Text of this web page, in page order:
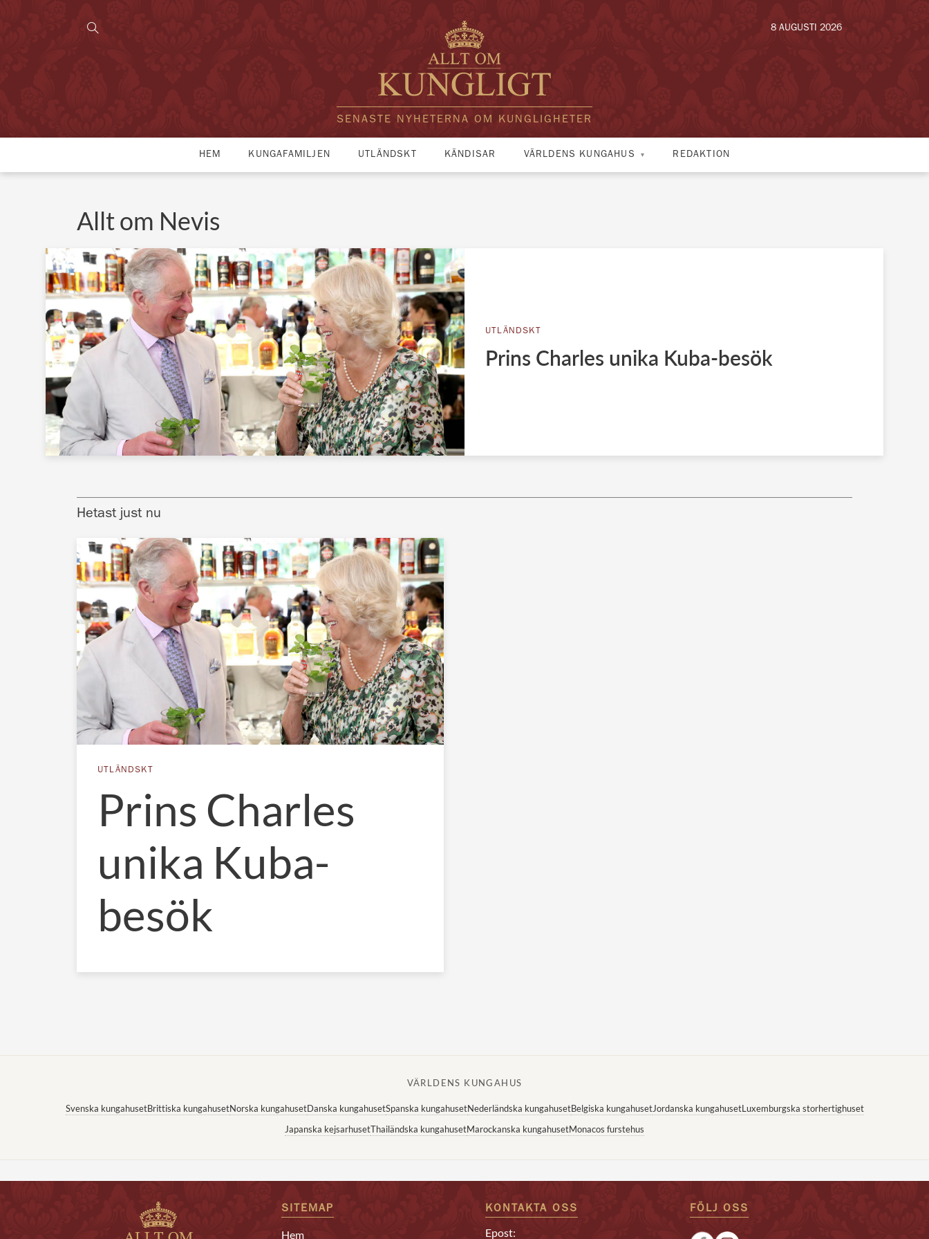
SENASTE NYHETERNA OM KUNGLIGHETER
8 AUGUSTI 2026
HEM KUNGAFAMILJEN UTLÄNDSKT KÄNDISAR VÄRLDENS KUNGAHUS REDAKTION
Allt om Nevis
UTLÄNDSKT
Prins Charles unika Kuba-besök
Hetast just nu
UTLÄNDSKT
Prins Charles
unika Kuba-
besök
VÄRLDENS KUNGAHUS
Svenska kungahusetBrittiska kungahusetNorska kungahusetDanska kungahusetSpanska kungahusetNederländska kungahusetBelgiska kungahusetJordanska kungahusetLuxemburgska storhertighuset
Japanska kejsarhusetThailändska kungahusetMarockanska kungahusetMonacos furstehus
SITEMAP
Hem
KONTAKTA OSS
Epost:
FÖLJ OSS